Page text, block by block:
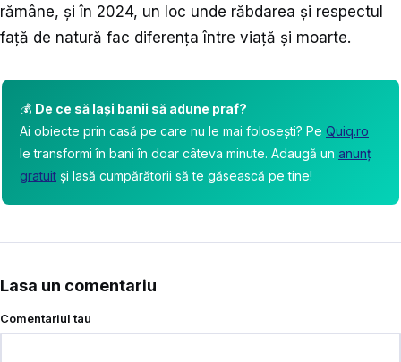
rămâne, și în 2024, un loc unde răbdarea și respectul
față de natură fac diferența între viață și moarte.
💰 De ce să lași banii să adune praf?
Ai obiecte prin casă pe care nu le mai folosești? Pe Quiq.ro
le transformi în bani în doar câteva minute. Adaugă un anunț
gratuit și lasă cumpărătorii să te găsească pe tine!
Lasa un comentariu
Comentariul tau